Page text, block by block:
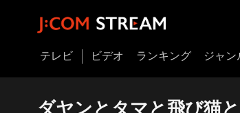
テレビ ビデオ ランキング ジャン
ダヤンとタマと飛び猫